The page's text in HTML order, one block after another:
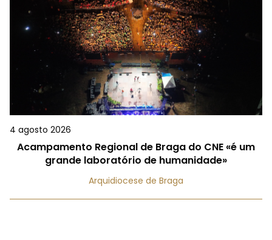
4 agosto 2026
Acampamento Regional de Braga do CNE «é um
grande laboratório de humanidade»
Arquidiocese de Braga